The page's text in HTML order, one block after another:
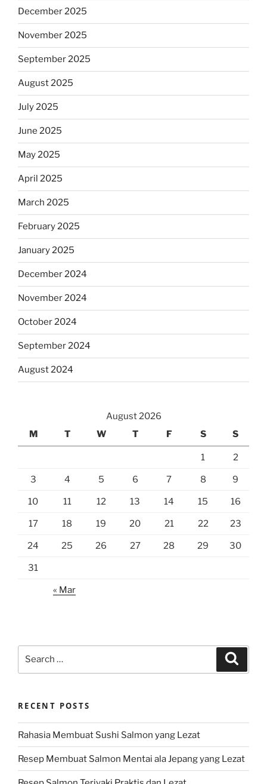
December 2025
November 2025
September 2025
August 2025
July 2025
June 2025
May 2025
April 2025
March 2025
February 2025
January 2025
December 2024
November 2024
October 2024
September 2024
August 2024
August 2026
M
T W T F S S
1 2
3 4 5 6 7 8 9
10 11 12 13 14 15 16
17 18 19 20 21 22 23
24 25 26 27 28 29 30
31
« Mar
RECENT POSTS
Rahasia Membuat Sushi Salmon yang Lezat
Resep Membuat Salmon Mentai ala Jepang yang Lezat